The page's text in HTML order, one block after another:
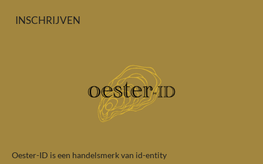
INSCHRIJVEN
Oester-ID is een handelsmerk van id-entity